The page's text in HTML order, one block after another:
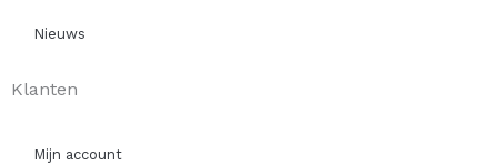
Nieuws
Klanten
Mijn account